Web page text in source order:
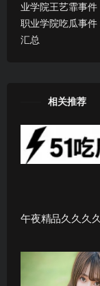
业学院王艺霏事件
职业学院吃瓜事件
汇总
相关推荐
午夜精品久久久